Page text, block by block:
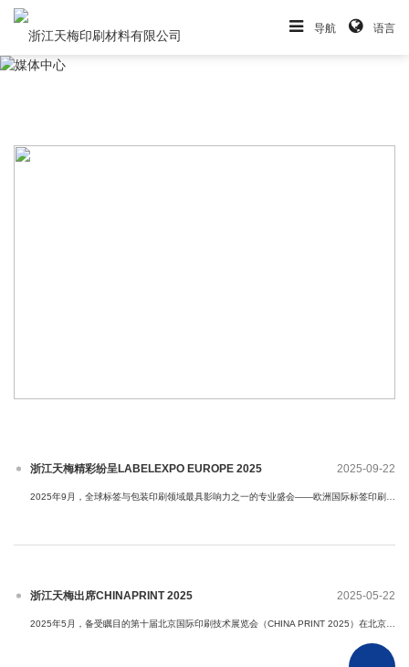
导航 语言
浙江天梅精彩纷呈LABELEXPO EUROPE 2025 2025-09-22
浙江天梅出席CHINAPRINT 2025 2025-05-22
2025年5月，备受瞩目的第十届北京国际印刷技术展览会（CHINA PRINT 2025）在北京中国国际展览中心（顺义）隆重开幕。作为亚太地区···